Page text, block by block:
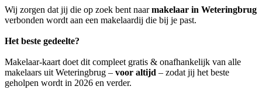
Wij zorgen dat jij die op zoek bent naarmakelaar in Weteringbrug
verbonden wordt aan een makelaardij die bij je past.
Het beste gedeelte?
Makelaar-kaart doet dit compleet gratis & onafhankelijk van alle
makelaars uit Weteringbrug – voor altijd – zodat jij het beste
geholpen wordt in 2026 en verder.